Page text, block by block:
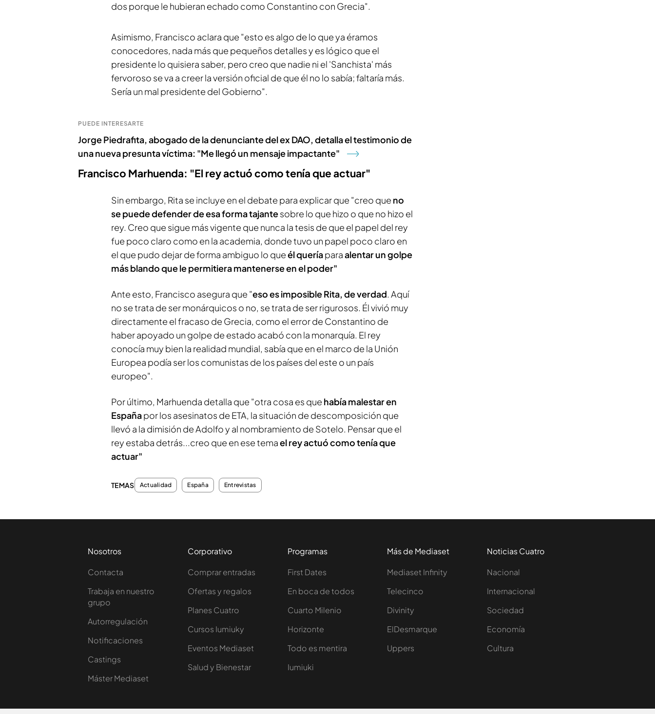
dos porque le hubieran echado como Constantino con Grecia".
Asimismo, Francisco aclara que "esto es algo de lo que ya éramos
conocedores, nada más que pequeños detalles y es lógico que el
presidente lo quisiera saber, pero creo que nadie ni el 'Sanchista' más
fervoroso se va a creer la versión oficial de que él no lo sabía; faltaría más.
Sería un mal presidente del Gobierno".
PUEDE INTERESARTE
Jorge Piedrafita, abogado de la denunciante del ex DAO, detalla el testimonio de
una nueva presunta víctima: "Me llegó un mensaje impactante"
Francisco Marhuenda: "El rey actuó como tenía que actuar"
Sin embargo, Rita se incluye en el debate para explicar que "creo que no
se puede defender de esa forma tajantesobre lo que hizo o que no hizo el
rey. Creo que sigue más vigente que nunca la tesis de que el papel del rey
fue poco claro como en la academia, donde tuvo un papel poco claro en
el que pudo dejar de forma ambiguo lo queél queríaparaalentar un golpe
más blando que le permitiera mantenerse en el poder"
Ante esto, Francisco asegura que "eso es imposible Rita, de verdad. Aquí
no se trata de ser monárquicos o no, se trata de ser rigurosos. Él vivió muy
directamente el fracaso de Grecia, como el error de Constantino de
haber apoyado un golpe de estado acabó con la monarquía. El rey
conocía muy bien la realidad mundial, sabía que en el marco de la Unión
Europea podía ser los comunistas de los países del este o un país
europeo".
Por último, Marhuenda detalla que "otra cosa es que había malestar en
Españapor los asesinatos de ETA, la situación de descomposición que
llevó a la dimisión de Adolfo y al nombramiento de Sotelo. Pensar que el
rey estaba detrás...creo que en ese temael rey actuó como tenía que
actuar"
TEMAS Actualidad España Entrevistas
Nosotros
Contacta
Trabaja en nuestro
grupo
Autorregulación
Notificaciones
Castings
Máster Mediaset
Corporativo
Comprar entradas
Ofertas y regalos
Planes Cuatro
Cursos Iumiuky
Eventos Mediaset
Salud y Bienestar
Programas
First Dates
En boca de todos
Cuarto Milenio
Horizonte
Todo es mentira
Iumiuki
Más de Mediaset
Mediaset Infinity
Telecinco
Divinity
ElDesmarque
Uppers
Noticias Cuatro
Nacional
Internacional
Sociedad
Economía
Cultura